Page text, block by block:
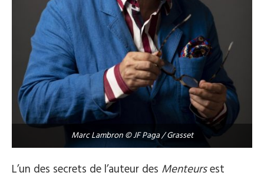
Marc Lambron © JF Paga / Grasset
L’un des secrets de l’auteur des Menteursest